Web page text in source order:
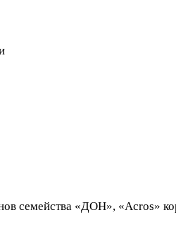
семейства «ДОН», «Acros»